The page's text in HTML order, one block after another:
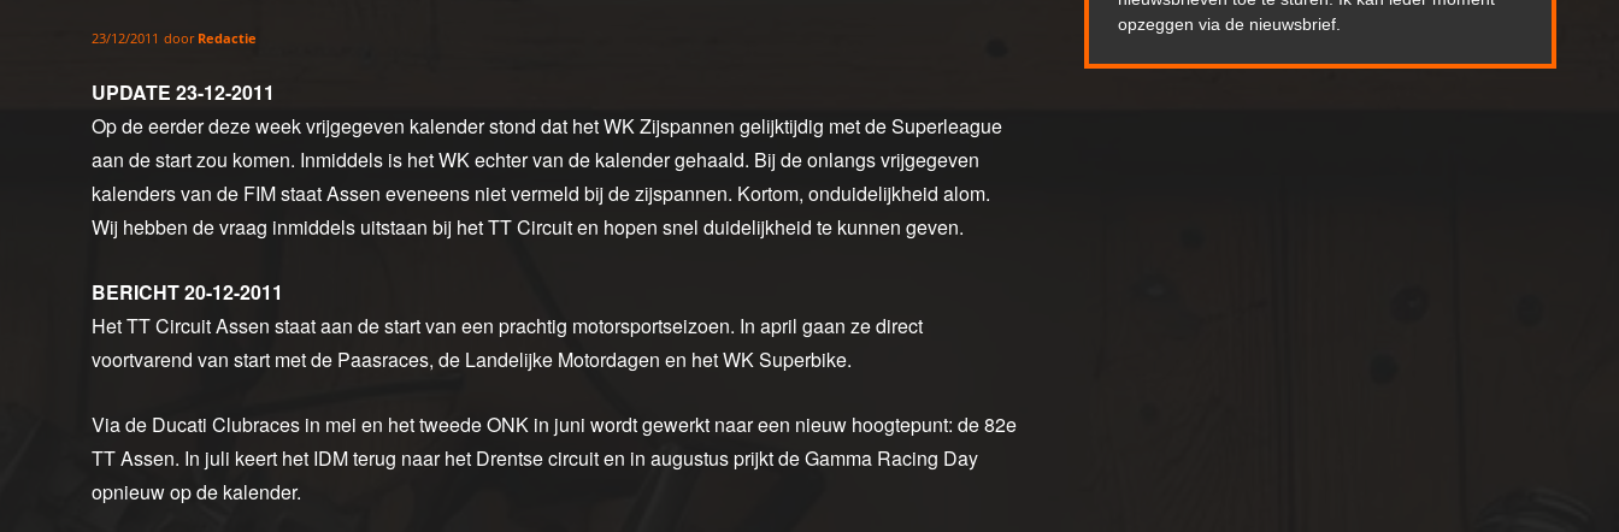
23/12/2011 door Redactie
UPDATE 23-12-2011
Op de eerder deze week vrijgegeven kalender stond dat het WK Zijspannen gelijktijdig met de Superleague
aan de start zou komen. Inmiddels is het WK echter van de kalender gehaald. Bij de onlangs vrijgegeven
kalenders van de FIM staat Assen eveneens niet vermeld bij de zijspannen. Kortom, onduidelijkheid alom.
Wij hebben de vraag inmiddels uitstaan bij het TT Circuit en hopen snel duidelijkheid te kunnen geven.
BERICHT 20-12-2011
Het TT Circuit Assen staat aan de start van een prachtig motorsportseizoen. In april gaan ze direct
voortvarend van start met de Paasraces, de Landelijke Motordagen en het WK Superbike.
Via de Ducati Clubraces in mei en het tweede ONK in juni wordt gewerkt naar een nieuw hoogtepunt: de 82e
TT Assen. In juli keert het IDM terug naar het Drentse circuit en in augustus prijkt de Gamma Racing Day
opnieuw op de kalender.
opzeggen via de nieuwsbrief.